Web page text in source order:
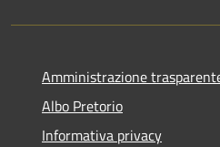
Amministrazione
Albo Pretorio
Informativa privacy